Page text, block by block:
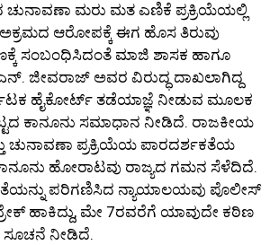
ಚುನಾವಣಾ ಮರು ಮತ ಎಣಿಕೆ ಪ್ರಕ್ರಿಯೆಯಲ್ಲಿ
ಆರೋಪಕ್ಕೆ ಈಗ ಹೊಸ ತಿರುವು
ಸಂಬಂಧಿಸಿದಂತೆ ಮಾಜಿ ಶಾಸಕ ಹಾಗೂ
ಜೀವರಾಜ್ ಅವರ ವಿರುದ್ಧ ದಾಖಲಾಗಿದ್ದ
ಹೈಕೋರ್ಟ್ ತಡೆಯಾಜ್ಞೆ ನೀಡುವ ಮೂಲಕ
ಕಾನೂನು ಸಮಾಧಾನ ನೀಡಿದೆ. ರಾಜಕೀಯ
ಚುನಾವಣಾ ಪ್ರಕ್ರಿಯೆಯ ಪಾರದರ್ಶಕತೆಯ
ಹೋರಾಟವು ರಾಜ್ಯದ ಗಮನ ಸೆಳೆದಿದೆ.
ಪರಿಗಣಿಸಿದ ನ್ಯಾಯಾಲಯವು ಪೊಲೀಸ್
ಹಾಕಿದ್ದು, ಮೇ 7ರವರೆಗೆ ಯಾವುದೇ ಕಠಿಣ
ಸೂಚನೆ ನೀಡಿದೆ.